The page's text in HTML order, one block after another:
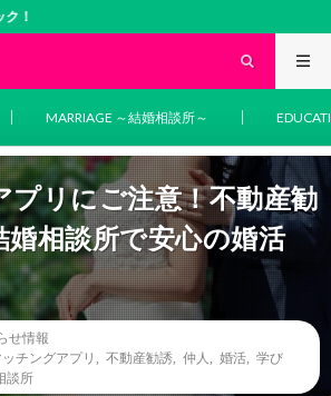
MARRIAGE ～結婚相談所～
プリにご注意！不動産勧
相談所で安心の婚活
せ情報
ッチングアプリ 不動産勧誘 仲人 婚活
学び
談所